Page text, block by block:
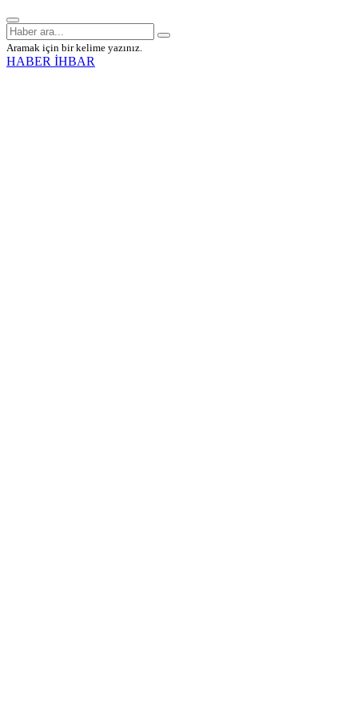
Aramak için bir kelime yazınız.
HABER İHBAR